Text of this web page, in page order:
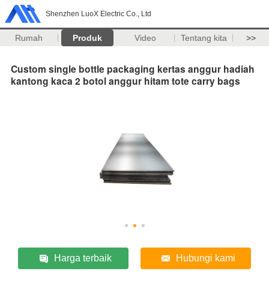
Shenzhen LuoX Electric Co., Ltd
Rumah Produk Video Tentang kita >>
Custom single bottle packaging kertas anggur hadiah
kantong kaca 2 botol anggur hitam tote carry bags
Harga terbaik Hubungi kami